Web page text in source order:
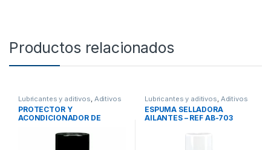
Productos relacionados
Lubricantes y aditivos Aditivos
PROTECTOR Y
ACONDICIONADOR DE
Lubricantes y aditivos Aditivos
ESPUMA SELLADORA
AILANTES – REF AB-703